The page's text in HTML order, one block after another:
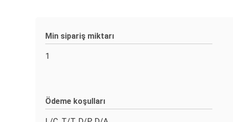
Min sipariş miktarı
1
Ödeme koşulları